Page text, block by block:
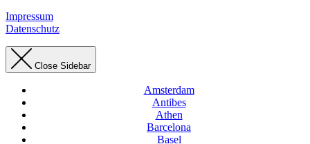
Impressum
Datenschutz
Close Sidebar
Amsterdam
Antibes
Athen
Barcelona
Basel